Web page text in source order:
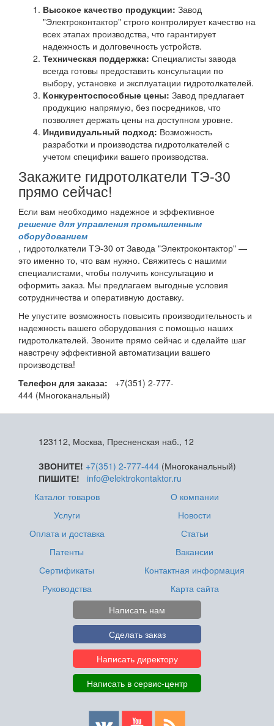
Высокое качество продукции: Завод
"Электроконтактор" строго контролирует качество на
всех этапах производства, что гарантирует
надежность и долговечность устройств.
Техническая поддержка: Специалисты завода
всегда готовы предоставить консультации по
выбору, установке и эксплуатации гидротолкателей.
Конкурентоспособные цены: Завод предлагает
продукцию напрямую, без посредников, что
позволяет держать цены на доступном уровне.
Индивидуальный подход: Возможность
разработки и производства гидротолкателей с
учетом специфики вашего производства.
Закажите гидротолкатели ТЭ-30
прямо сейчас!
Если вам необходимо надежное и эффективное
решение для управления промышленным
оборудованием
, гидротолкатели ТЭ-30 от Завода "Электроконтактор" —
это именно то, что вам нужно. Свяжитесь с нашими
специалистами, чтобы получить консультацию и
оформить заказ. Мы предлагаем выгодные условия
сотрудничества и оперативную доставку.
Не упустите возможность повысить производительность и
надежность вашего оборудования с помощью наших
гидротолкателей. Звоните прямо сейчас и сделайте шаг
навстречу эффективной автоматизации вашего
производства!
Телефон для заказа: +7(351) 2-777-
444 (Многоканальный)
123112, Москва, Пресненская наб., 12
ЗВОНИТЕ! +7(351) 2-777-444(Многоканальный)
ПИШИТЕ!
info@elektrokontaktor.ru
Каталог товаров
Услуги
Оплата и доставка
Патенты
Сертификаты
Руководства
О компании
Новости
Статьи
Вакансии
Контактная информация
Карта сайта
Написать нам
Сделать заказ
Написать директору
Написать в сервис-центр